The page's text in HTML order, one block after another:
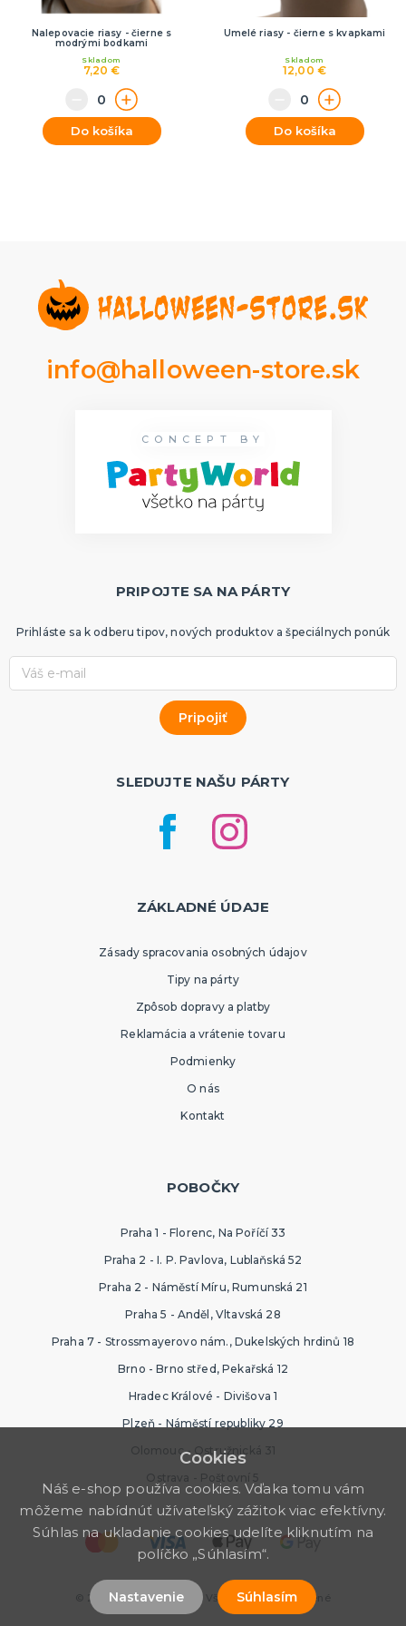
Nalepovacie riasy - čierne s
modrými bodkami
7,20 €
Skladom
Do košíka
Umelé riasy - čierne s kvapkami
12,00 €
Skladom
Do košíka
info@halloween-store.sk
CONCEPT BY
PRIPOJTE SA NA PÁRTY
Prihláste sa k odberu tipov, nových produktov a špeciálnych ponúk
SLEDUJTE NAŠU PÁRTY
ZÁKLADNÉ ÚDAJE
Zásady spracovania osobných údajov
Tipy na párty
Zpôsob dopravy a platby
Reklamácia a vrátenie tovaru
Podmienky
O nás
Kontakt
POBOČKY
Praha 1 - Florenc, Na Poříčí 33
Praha 2 - I. P. Pavlova, Lublaňská 52
Praha 2 - Náměstí Míru, Rumunská 21
Praha 5 - Anděl, Vltavská 28
Praha 7 - Strossmayerovo nám., Dukelských hrdinů 18
Brno - Brno střed, Pekařská 12
Hradec Králové - Divišova 1
Plzeň - Náměstí republiky 29
Olomouc - Ostružnická 31
Ostrava - Poštovní 5
© 2026 Halloween Store. Všetky práva vyhradené
Cookies
Náš e-shop používa cookies. Vďaka tomu vám
môžeme nabídnúť užívateľský zážitok viac efektívny.
Súhlas na ukladanie cookies udelíte kliknutím na
políčko „Súhlasím“.
Nastavenie Súhlasím